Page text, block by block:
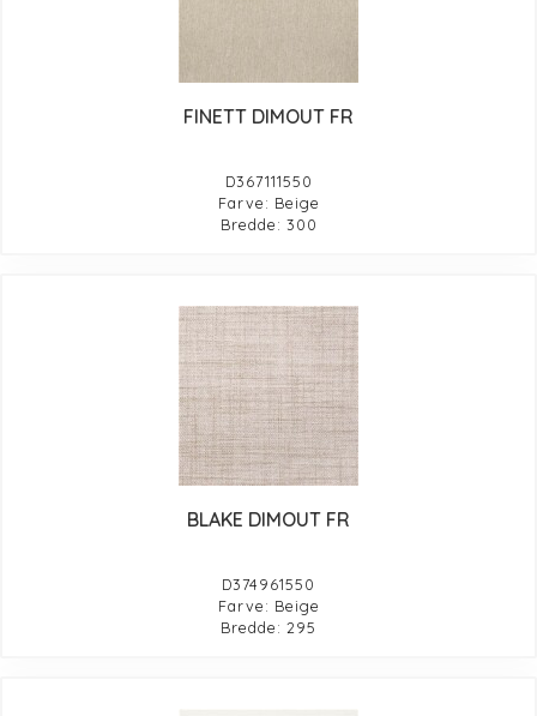
FINETT DIMOUT FR
D367111550
Farve: Beige
Bredde: 300
BLAKE DIMOUT FR
D374961550
Farve: Beige
Bredde: 295